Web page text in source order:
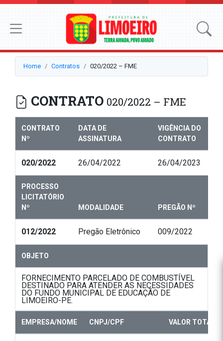
Home Contratos 020/2022 – FME
CONTRATO 020/2022 – FME
CONTRATO
Nº
DATA DE
ASSINATURA
VIGÊNCIA DO
CONTRATO
020/2022 26/04/2022 26/04/2023
PROCESSO
LICITATÓRIO
Nº
MODALIDADE PREGÃO Nº
012/2022 Pregão Eletrônico 009/2022
OBJETO
FORNECIMENTO PARCELADO DE COMBUSTÍVEL
DESTINADO PARA ATENDER AS NECESSIDADES
DO FUNDO MUNICIPAL DE EDUCAÇÃO DE
LIMOEIRO-PE.
EMPRESA/NOME CNPJ/CPF VALOR TOTAL